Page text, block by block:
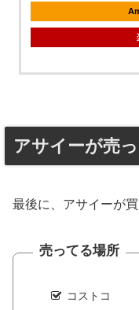
アサイーが売
最後に、アサイーが
売ってる場所
コストコ